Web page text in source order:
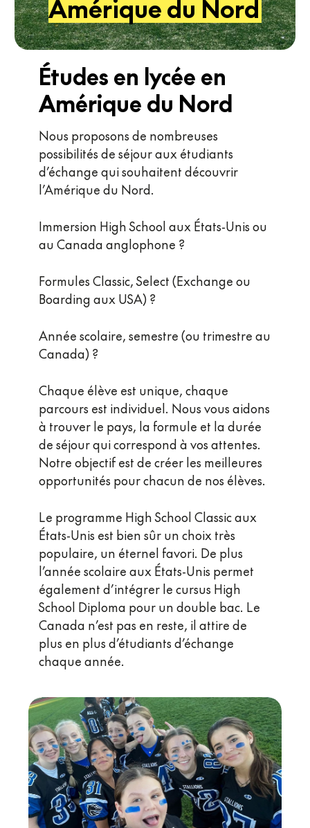
Amérique du Nord
Études en lycée en
Amérique du Nord
Nous proposons de nombreuses
possibilités de séjour aux étudiants
d’échange qui souhaitent découvrir
l’Amérique du Nord.
Immersion High School aux États-Unis ou
au Canada anglophone ?
Formules Classic, Select (Exchange ou
Boarding aux USA) ?
Année scolaire, semestre (ou trimestre au
Canada) ?
Chaque élève est unique, chaque
parcours est individuel. Nous vous aidons
à trouver le pays, la formule et la durée
de séjour qui correspond à vos attentes.
Notre objectif est de créer les meilleures
opportunités pour chacun de nos élèves.
Le programme High School Classic aux
États-Unis est bien sûr un choix très
populaire, un éternel favori. De plus
l’année scolaire aux États-Unis permet
également d’intégrer le cursus High
School Diploma pour un double bac. Le
Canada n’est pas en reste, il attire de
plus en plus d’étudiants d’échange
chaque année.